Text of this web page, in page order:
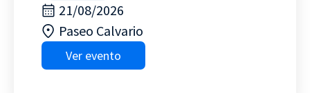
21/08/2026
Paseo Calvario
Ver evento